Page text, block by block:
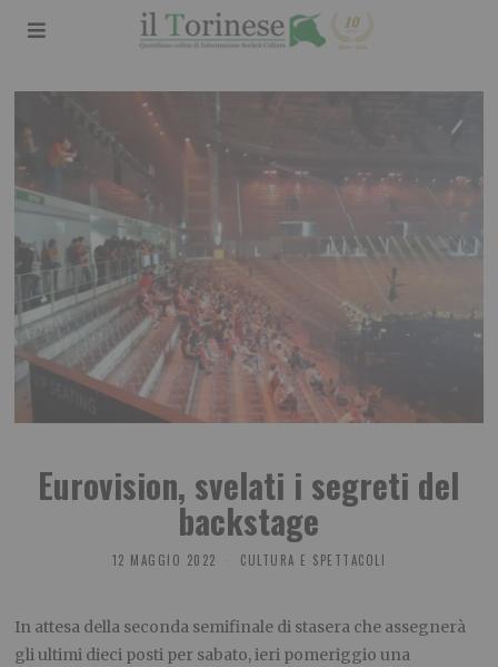
Eurovision, svelati i segreti del
backstage
12 MAGGIO 2022 CULTURA E SPETTACOLI
In attesa della seconda semifinale di stasera che assegnerà
gli ultimi dieci posti per sabato, ieri pomeriggio una